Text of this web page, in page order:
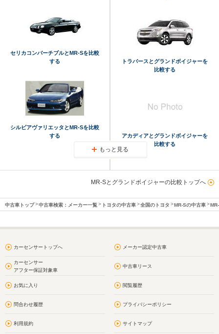
セリカコンバーチブルとMR-Sを比較
する
シルビアヴァリエッタとMR-Sを比較
する
トラバースとグランドボイジャーを
比較する
アカディアとグランドボイジャーを
比較する
もっと見る
MR-Sとグランドボイジャーの比較トップへ
中古車トップ 中古車検索：メーカー一覧 トヨタの中古車 全国のトヨタ MR-Sの中古車
カーセンサートップへ メーカー認定中古車
カーセンサー
アフター保証対象車
中古車リース
お気に入り 閲覧履歴
問合わせ履歴 プライバシーポリシー
利用規約 サイトマップ